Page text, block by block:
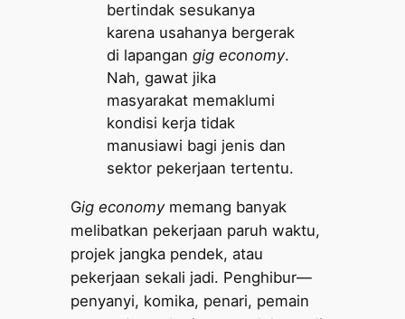
bertindak sesukanya
karena usahanya bergerak
di lapangangig economy.
Nah, gawat jika
masyarakat memaklumi
kondisi kerja tidak
manusiawi bagi jenis dan
sektor pekerjaan tertentu.
Gig economymemang banyak
melibatkan pekerjaan paruh waktu,
projek jangka pendek, atau
pekerjaan sekali jadi. Penghibur—
penyanyi, komika, penari, pemain